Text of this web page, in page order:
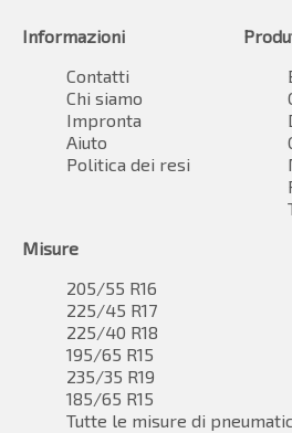
Informazioni
Contatti
Chi siamo
Impronta
Aiuto
Politica dei resi
Misure
205/55 R16
225/45 R17
225/40 R18
195/65 R15
235/35 R19
185/65 R15
Tutte le misure di